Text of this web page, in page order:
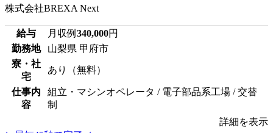
株式会社BREXA Next
給与 月収例 340,000円
勤務地
山梨県 甲府市
寮・社
宅
あり（無料）
仕事内
容
組立・マシンオペレータ / 電子部品系工場 / 交替
制
詳細を表示